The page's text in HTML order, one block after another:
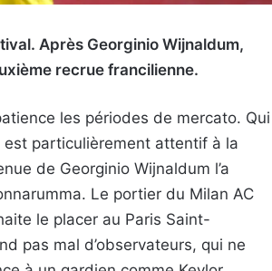
Après Georginio Wijnaldum,
recrue francilienne.
les périodes de mercato. Qui
particulièrement attentif à la
de Georginio Wijnaldum l’a
Le portier du Milan AC
le placer au Paris Saint-
pas mal d’observateurs, qui ne